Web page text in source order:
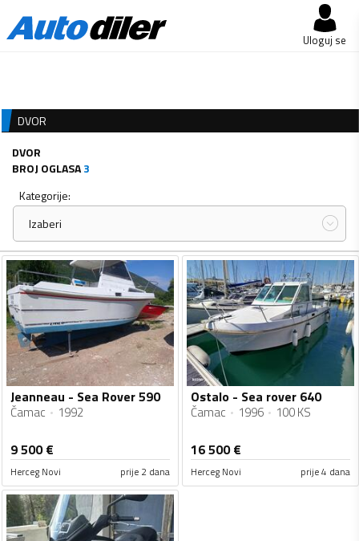
Uloguj se
DVOR
DVOR
BROJ OGLASA3
Kategorije:
Izaberi
Jeanneau - Sea Rover 590
Čamac 1992
9 500€
Herceg Novi prije 2 dana
Ostalo - Sea rover 640
Čamac 1996 100 KS
16 500€
Herceg Novi prije 4 dana